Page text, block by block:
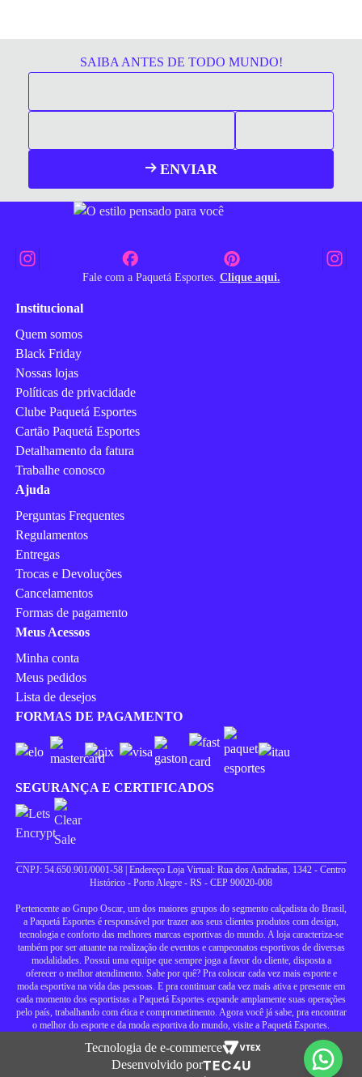
SAIBA ANTES DE TODO MUNDO!
ENVIAR
Fale com a Paquetá Esportes. Clique aqui.
Institucional
Quem somos
Black Friday
Nossas lojas
Políticas de privacidade
Clube Paquetá Esportes
Cartão Paquetá Esportes
Detalhamento da fatura
Trabalhe conosco
Ajuda
Perguntas Frequentes
Regulamentos
Entregas
Trocas e Devoluções
Cancelamentos
Formas de pagamento
Meus Acessos
Minha conta
Meus pedidos
Lista de desejos
FORMAS DE PAGAMENTO
SEGURANÇA E CERTIFICADOS
CNPJ: 54.650.901/0001-58 | Endereço Loja Virtual: Rua dos Andradas, 1342 - Centro
Histórico - Porto Alegre - RS - CEP 90020-008
Pertencente ao Grupo Oscar, um dos maiores grupos do segmento calçadista do Brasil,
a Paquetá Esportes é responsável por trazer aos seus clientes produtos com design,
tecnologia e conforto das melhores marcas esportivas do mundo. A loja caracteriza-se
também por ser atuante na realização de eventos e campeonatos esportivos de diversas
modalidades. Possui uma equipe que sempre joga a favor do cliente, disposta a
oferecer o melhor atendimento. Sabe por quê? Pra colocar cada vez mais esporte e
moda esportiva na vida das pessoas. E pra continuar cada vez mais ativa e presente em
cada momento dos esportistas a Paquetá Esportes expande amplamente suas operações
pelo país, trabalhando com ética e comprometimento. Agora você já sabe, pra encontrar
o melhor do esporte e da moda esportiva do mundo, visite a Paquetá Esportes.
Tecnologia de e-commerce
Desenvolvido por